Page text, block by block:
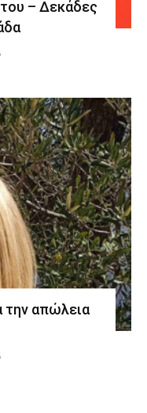
– Δεκάδες
την απώλεια